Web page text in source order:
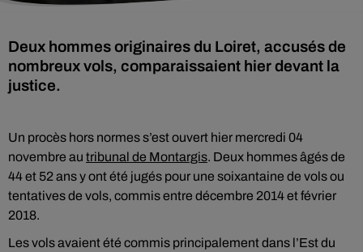
Deux hommes originaires du Loiret, accusés de
nombreux vols, comparaissaient hier devant la
justice.
Un procès hors normes s’est ouvert hier mercredi 04
novembre au tribunal de Montargis. Deux hommes âgés de
44 et 52 ans y ont été jugés pour une soixantaine de vols ou
tentatives de vols, commis entre décembre 2014 et février
2018.
Les vols avaient été commis principalement dans l’Est du